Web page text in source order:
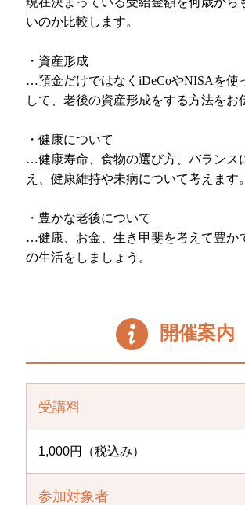
いのか比較します。
・資産形成
…預金だけではなくiDeCoやNISAを使
して、老後の資産形成をする方法をお
・健康について
…健康寿命、食物の選び方、バランス
え、健康維持や未病について考えます。
・豊かな老後について
…健康、お金、生き甲斐を考えて豊か
の生活をしましょう。
開催案内
受講料
1,000円（税込み）
参加対象者